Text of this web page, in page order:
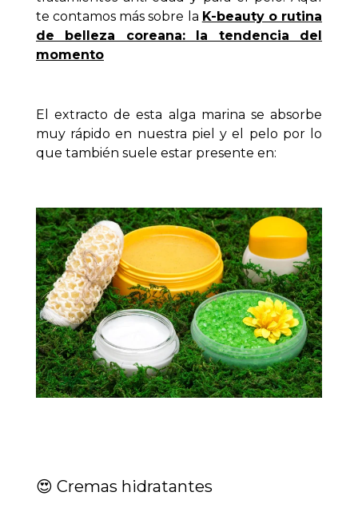
te contamos más sobre la K-beauty o rutina
de belleza coreana: la tendencia del
momento
El extracto de esta alga marina se absorbe
muy rápido en nuestra piel y el pelo por lo
que también suele estar presente en:
😍 Cremas hidratantes